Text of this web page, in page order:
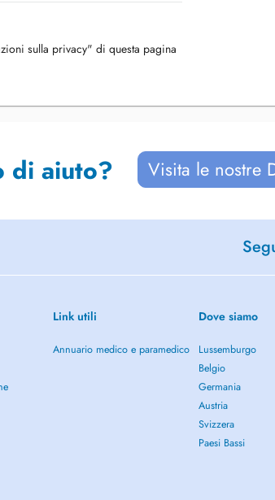
sulla privacy" di questa pagina
di aiuto? Visita le nostre
Link utili
Annuario medico e paramedico
Dove siamo
Lussemburgo
Belgio
Germania
Austria
Svizzera
Paesi Bassi